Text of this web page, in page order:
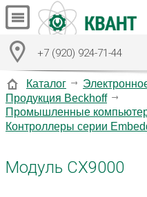
+7 (920) 924-71-44
Каталог
Продукция Beckhoff
Промышленные
Контроллеры серии
Модуль CX9000